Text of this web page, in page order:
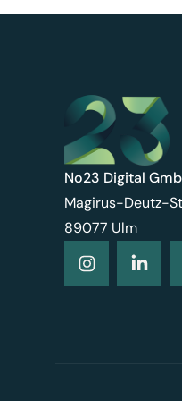
No23 Digital
Magirus-Deutz-
89077 Ulm